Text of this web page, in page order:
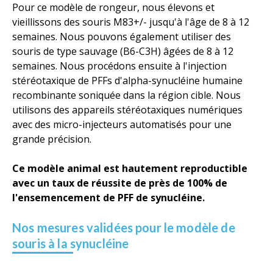
Pour ce modèle de rongeur, nous élevons et
vieillissons des souris M83+/- jusqu'à l'âge de 8 à 12
semaines. Nous pouvons également utiliser des
souris de type sauvage (B6-C3H) âgées de 8 à 12
semaines. Nous procédons ensuite à l'injection
stéréotaxique de PFFs d'alpha-synucléine humaine
recombinante soniquée dans la région cible. Nous
utilisons des appareils stéréotaxiques numériques
avec des micro-injecteurs automatisés pour une
grande précision.
Ce modèle animal est hautement reproductible
avec un taux de réussite de près de 100% de
l'ensemencement de PFF de synucléine.
Nos mesures validées pour le modèle de
souris à la synucléine